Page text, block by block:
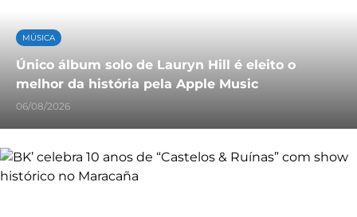
MÚSICA
Único álbum solo de Lauryn Hill é eleito o
melhor da história pela Apple Music
06/08/2026